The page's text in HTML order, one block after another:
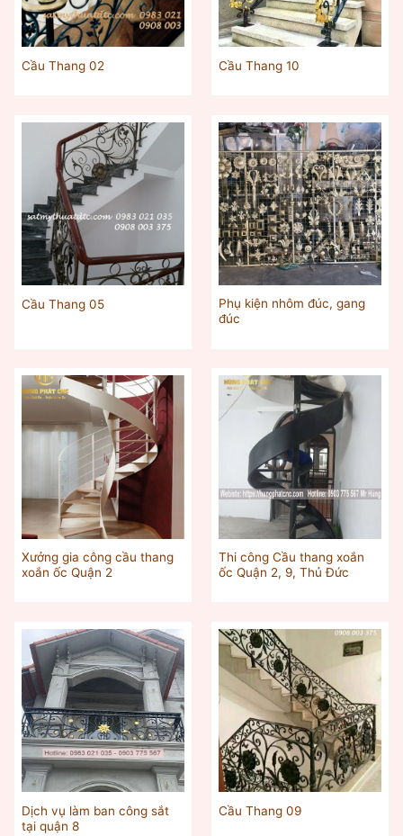
Cầu Thang 02 Cầu Thang 10
Cầu Thang 05
Phụ kiện nhôm đúc, gang
đúc
Xưởng gia công cầu thang
xoắn ốc Quận 2
Thi công Cầu thang xoắn
ốc Quận 2, 9, Thủ Đức
Dịch vụ làm ban công sắt
tại quận 8
Cầu Thang 09